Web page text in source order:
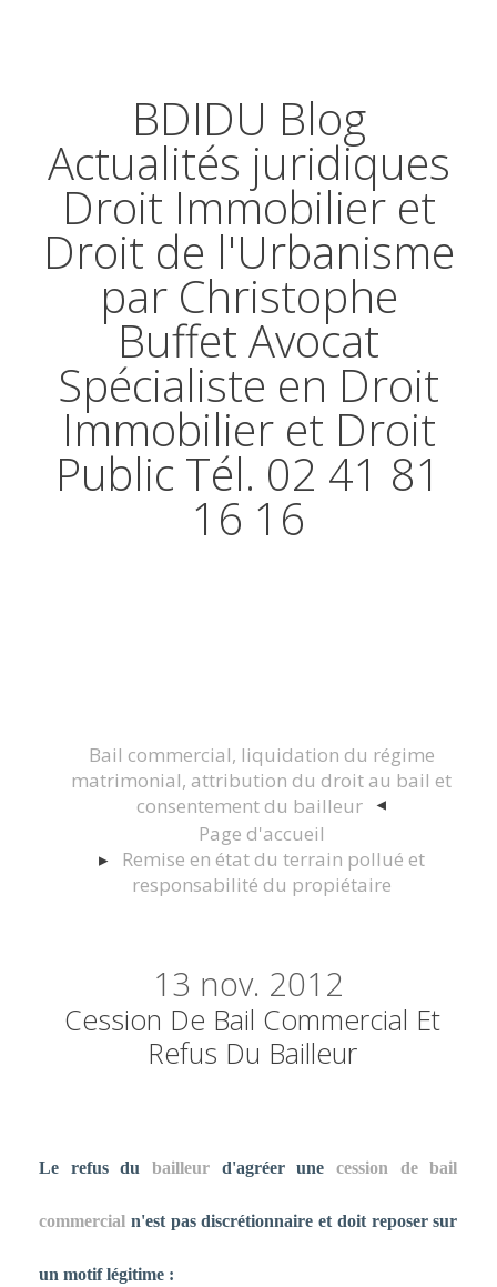
BDIDU Blog
Actualités juridiques
Droit Immobilier et
Droit de l'Urbanisme
par Christophe
Buffet Avocat
Spécialiste en Droit
Immobilier et Droit
Public Tél. 02 41 81
16 16
Bail commercial, liquidation du régime
matrimonial, attribution du droit au bail et
consentement du bailleur
Page d'accueil
Remise en état du terrain pollué et
responsabilité du propiétaire
13 nov. 2012
Cession De Bail Commercial Et
Refus Du Bailleur
Le refus du bailleurd'agréer une cession de bail
commercialn'est pas discrétionnaire et doit reposer sur
un motif légitime :